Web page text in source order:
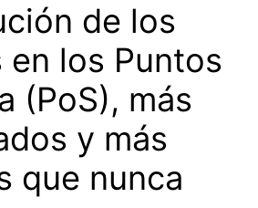
de los
en los Puntos
(PoS), más
y más
que nunca